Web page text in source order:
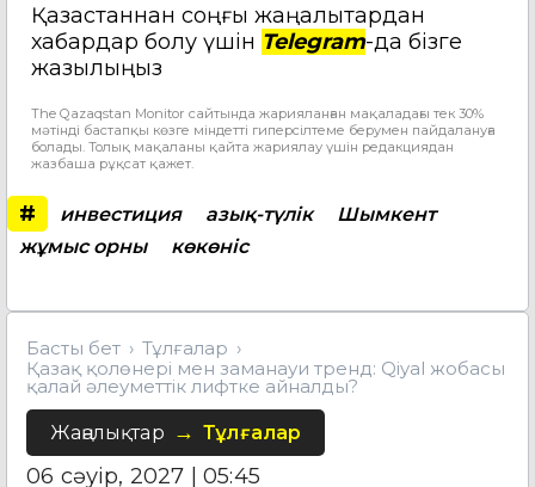
Қазақстаннан соңғы жаңалықтардан
хабардар болу үшін Telegram-да бізге
жазылыңыз
The Qazaqstan Monitor сайтында жарияланған мақаладағы тек 30%
мәтінді бастапқы көзге міндетті гиперсілтеме берумен пайдалануға
болады. Толық мақаланы қайта жариялау үшін редакциядан
жазбаша рұқсат қажет.
# инвестиция азық-түлік
Шымкент
жұмыс орны
көкөніс
Басты бет
Тұлғалар
Қазақ қолөнері мен заманауи тренд: Qiyal жобасы
қалай әлеуметтік лифтке айналды?
Жаңалықтар Тұлғалар
06 сәуір, 2027 | 05:45